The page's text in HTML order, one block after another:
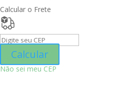
250ml
Calcular o Frete
Calcular
Não sei meu CEP